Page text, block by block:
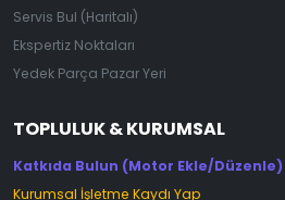
Servis Bul (Haritalı)
Ekspertiz Noktaları
Yedek Parça Pazar Yeri
TOPLULUK & KURUMSAL
Katkıda Bulun (Motor Ekle/Düzenle)
Kurumsal İşletme Kaydı Yap